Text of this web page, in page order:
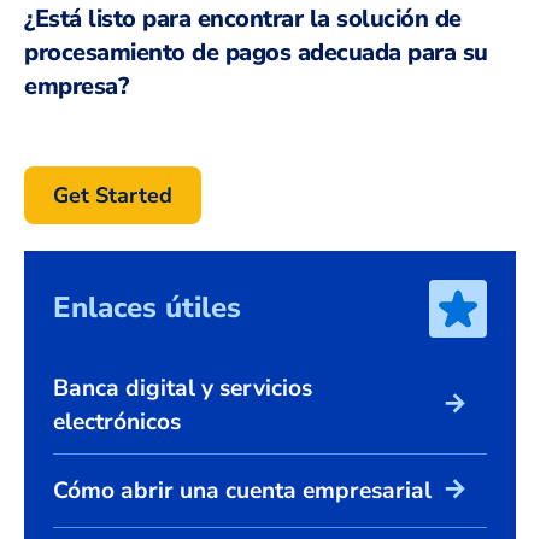
¿Está listo para encontrar la solución de
procesamiento de pagos adecuada para su
empresa?
Get Started
Enlaces útiles
Banca digital y servicios
electrónicos
arrow_forward
Cómo abrir una cuenta empresarial arrow_forward